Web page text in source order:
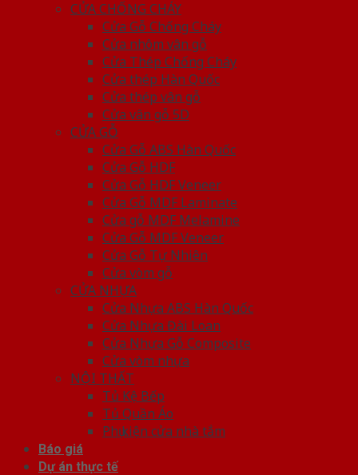
CỬA CHỐNG CHÁY
Cửa Gỗ Chống Cháy
Cửa nhôm vân gỗ
Cửa Thép Chống Cháy
Cửa thép Hàn Quốc
Cửa thép vân gỗ
Cửa vân gỗ 5D
CỬA GỖ
Cửa Gỗ ABS Hàn Quốc
Cửa Gỗ HDF
Cửa Gỗ HDF Veneer
Cửa Gỗ MDF Laminate
Cửa gỗ MDF Melamine
Cửa Gỗ MDF Veneer
Cửa Gỗ Tự Nhiên
Cửa vòm gỗ
CỬA NHỰA
Cửa Nhựa ABS Hàn Quốc
Cửa Nhựa Đài Loan
Cửa Nhựa Gỗ Composite
Cửa vòm nhựa
NỘI THẤT
Tủ Kệ Bếp
Tủ Quần Áo
Phụ kiện cửa nhà tắm
Báo giá
Dự án thực tế